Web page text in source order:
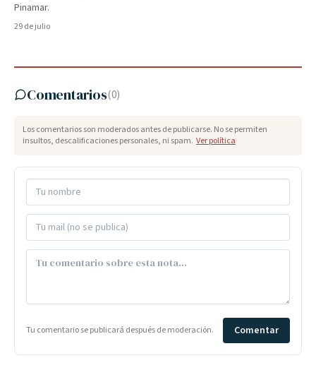
Pinamar.
29 de julio
Comentarios(0)
Los comentarios son moderados antes de publicarse. No se permiten
insultos, descalificaciones personales, ni spam. Ver política
Tu comentario se publicará después de moderación. Comentar